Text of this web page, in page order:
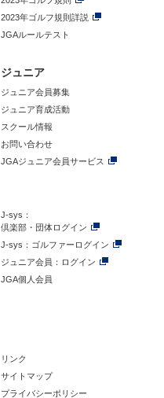
2023年ゴルフ規則詳説
JGAルールテスト
ジュニア
ジュニア会員募集
ジュニア育成活動
スクール情報
お問い合わせ
JGAジュニア会員サービス
J-sys：
倶楽部・団体ログイン
J-sys：ゴルファーログイン
ジュニア会員：ログイン
JGA個人会員
リンク
サイトマップ
プライバシーポリシー